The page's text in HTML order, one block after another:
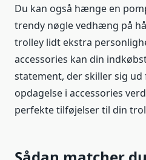
Du kan også hænge en
trendy nøgle vedhæng på
trolley lidt ekstra
accessories kan din
statement, der skiller sig
opdagelse i accessories
perfekte tilføjelser til din